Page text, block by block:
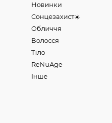
Новинки
Сонцезахист☀️
Обличчя
Волосся
Тіло
ReNuAge
Інше